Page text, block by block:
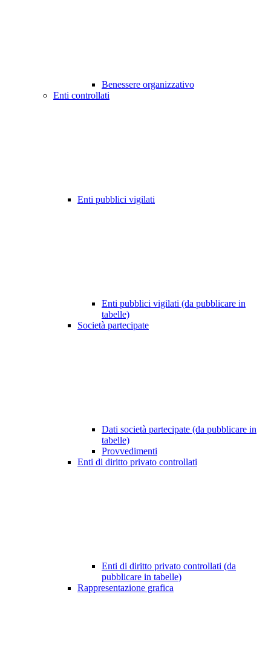
Benessere organizzativo
Enti controllati
Enti pubblici vigilati
Enti pubblici vigilati (da pubblicare in
tabelle)
Società partecipate
Dati società partecipate (da pubblicare in
tabelle)
Provvedimenti
Enti di diritto privato controllati
Enti di diritto privato controllati (da
pubblicare in tabelle)
Rappresentazione grafica